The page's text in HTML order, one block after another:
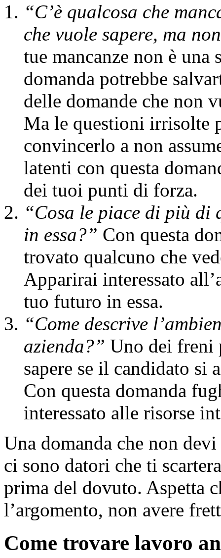
“C’è qualcosa che
che vuole sapere, ma
tue mancanze non è
domanda potrebbe
delle domande che non
Ma le questioni irrisolte
convincerlo a non
latenti con questa
dei tuoi punti di forza.
“Cosa le piace di più di
in essa?” Con questa
trovato qualcuno che
Apparirai interessato
tuo futuro in essa.
“Come descrive
azienda?” Uno dei freni
sapere se il candidato si
Con questa domanda
interessato alle risorse
Una domanda che non
ci sono datori che ti
prima del dovuto. Aspetta
l’argomento, non avere
Come trovare lavoro